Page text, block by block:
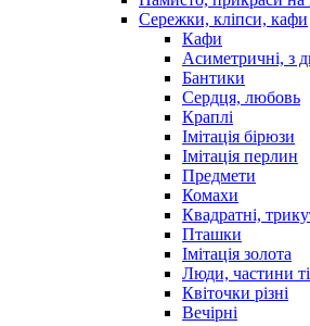
Сережки, кліпси, кафи
Кафи
Асиметричні, з
Бантики
Сердця, любовь
Краплі
Імітація бірюзи
Імітація перлин
Предмети
Комахи
Квадратні,
Пташки
Імітація золота
Люди, частини
Квіточки різні
Вечірні